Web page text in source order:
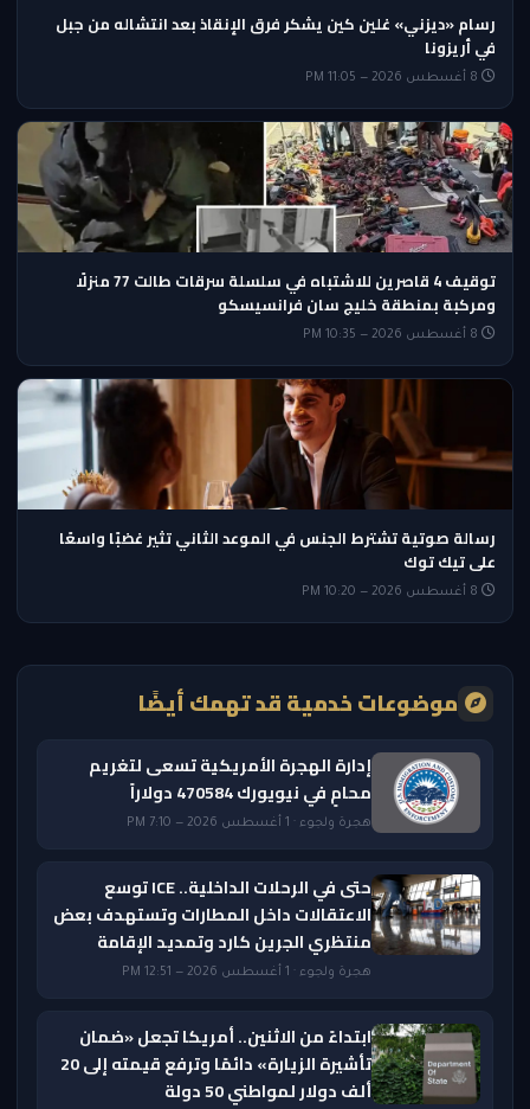
رسام «ديزني» غلين كين يشكر فرق الإنقاذ بعد انتشاله من جبل
في أريزونا
توقيف 4 قاصرين للاشتباه في سلسلة سرقات طالت 77 منزلًا
ومركبة بمنطقة خليج سان فرانسيسكو
رسالة صوتية تشترط الجنس في الموعد الثاني تثير غضبًا واسعًا
على تيك توك
موضوعات خدمية قد تهمك أيضًا
إدارة الهجرة الأمريكية تسعى لتغريم
محامٍ في نيويورك 470584 دولاراً
هجرة ولجوء · 1 أغسطس 2026 — 7:10 PM
حتى في الرحلات الداخلية.. ICE توسع
الاعتقالات داخل المطارات وتستهدف بعض
منتظري الجرين كارد وتمديد الإقامة
هجرة ولجوء · 1 أغسطس 2026 — 12:51 PM
ابتداءً من الاثنين.. أمريكا تجعل «ضمان
تأشيرة الزيارة» دائمًا وترفع قيمته إلى 20
ألف دولار لمواطني 50 دولة